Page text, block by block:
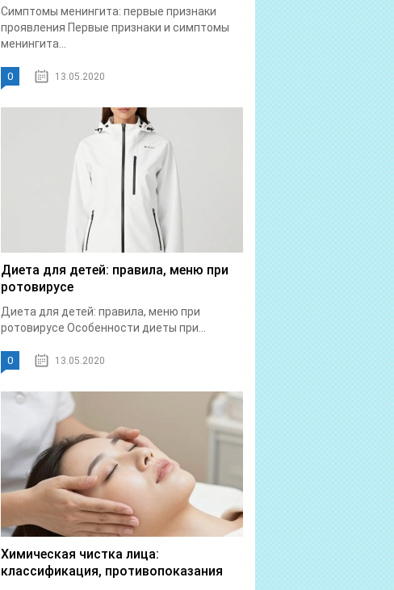
Симптомы менингита: первые признаки
проявления Первые признаки и симптомы
менингита...
0 13.05.2020
Диета для детей: правила, меню при
ротовирусе
Диета для детей: правила, меню при
ротовирусе Особенности диеты при...
0 13.05.2020
Химическая чистка лица:
классификация, противопоказания